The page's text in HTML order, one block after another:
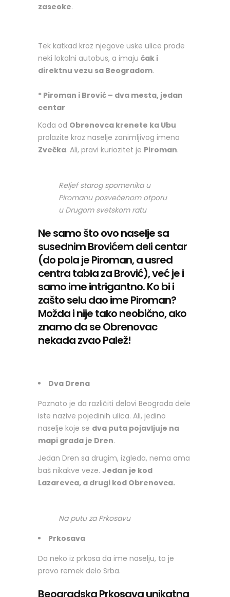
zaseoke.
Tek katkad kroz njegove uske ulice prođe
neki lokalni autobus, a imaju čak i
direktnu vezu sa Beogradom.
* Piroman i Brović – dva mesta, jedan
centar
Kada od Obrenovca krenete ka Ubu
prolazite kroz naselje zanimljivog imena
Zvečka. Ali, pravi kuriozitet je Piroman.
Reljef starog spomenika u
Piromanu posvećenom otporu
u Drugom svetskom ratu
Ne samo što ovo naselje sa
susednim Brovićem deli centar
(do pola je Piroman, a usred
centra tabla za Brović), već je i
samo ime intrigantno. Ko bi i
zašto selu dao ime Piroman?
Možda i nije tako neobično, ako
znamo da se Obrenovac
nekada zvao Palež!
Dva Drena
Poznato je da različiti delovi Beograda dele
iste nazive pojedinih ulica. Ali, jedino
naselje koje se dva puta pojavljuje na
mapi grada je Dren.
Jedan Dren sa drugim, izgleda, nema ama
baš nikakve veze. Jedan je kod
Lazarevca, a drugi kod Obrenovca.
Na putu za Prkosavu
Prkosava
Da neko iz prkosa da ime naselju, to je
pravo remek delo Srba.
Beogradska Prkosava unikatna